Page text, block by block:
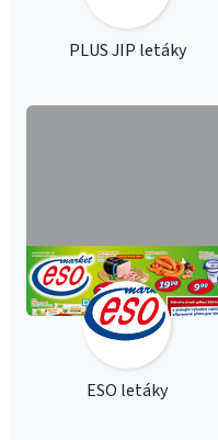
PLUS JIP letáky
ESO letáky